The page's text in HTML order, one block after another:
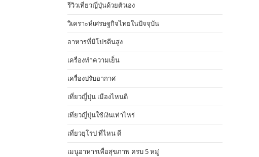
รีวิวเที่ยวญี่ปุ่นด้วยตัวเอง
วิเคราะห์เศรษฐกิจไทยในปัจจุบัน
อาหารที่มีโปรตีนสูง
เครื่องทำความเย็น
เครื่องปรับอากาศ
เที่ยวญี่ปุ่น เมืองไหนดี
เที่ยวญี่ปุ่นใช้เงินเท่าไหร่
เที่ยวยุโรป ที่ไหน ดี
เมนูอาหารเพื่อสุขภาพ ครบ 5 หมู่